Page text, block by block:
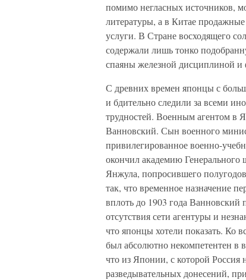
помимо негласных источников,
литературы, а в Китае
услуги. В Стране восходящего
содержали лишь тонко
спаяны железной дисциплиной
С древних времен японцы с
и бдительно следили за всеми
трудностей. Военным агентом в
Ванновский. Сын военного
привилегированное военно-
окончил академию
Янжула, попросившего
так, что временное назначение
вплоть до 1903 года
отсутствия сети агентуры и
что японцы хотели показать. Ко
был абсолютно некомпетентен в
что из Японии, с которой Россия
разведывательных донесений,